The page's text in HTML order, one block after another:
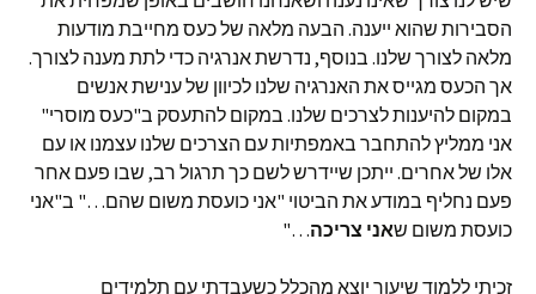
הסבירות שהוא ייענה. הבעה מלאה של כעס מחייבת מודעות
מלאה לצורך שלנו. בנוסף, נדרשת אנרגיה כדי לתת מענה לצורך.
אך הכעס מגייס את האנרגיה שלנו לכיוון של ענישת אנשים
במקום להיענות לצרכים שלנו. במקום להתעסק ב"כעס מוסרי"
אני ממליץ להתחבר באמפתיות עם הצרכים שלנו עצמנו או עם
אלו של אחרים. ייתכן שיידרש לשם כך תרגול רב, שבו פעם אחר
פעם נחליף במודע את הביטוי "אני כועסת משום שהם…" ב"אני
כועסת משום שאני צריכה…"
זכיתי ללמוד שיעור יוצא מהכלל כשעבדתי עם תלמידים